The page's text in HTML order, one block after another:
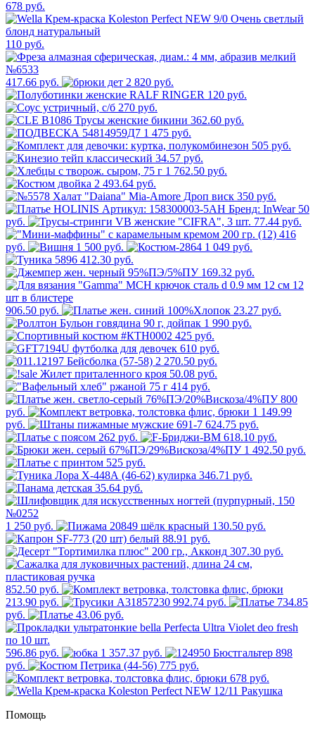
678 руб.
110 руб.
417.66 руб.
2 820 руб.
120 руб.
270 руб.
362.60 руб.
1 475 руб.
505 руб.
34.57 руб.
1 762.50 руб.
2 493.64 руб.
350 руб.
50
руб.
77.44 руб.
416
руб.
1 500 руб.
1 049 руб.
412.30 руб.
169.32 руб.
906.50 руб.
23.27 руб.
1 990 руб.
425 руб.
610 руб.
2 270.50 руб.
50.08 руб.
414 руб.
800
руб.
1 149.99
руб.
624.75 руб.
262 руб.
618.10 руб.
1 492.50 руб.
525 руб.
346.71 руб.
35.64 руб.
1 250 руб.
130.50 руб.
88.91 руб.
307.30 руб.
852.50 руб.
213.90 руб.
992.74 руб.
734.85
руб.
43.06 руб.
596.86 руб. 1 357.37 руб.
898
руб.
775 руб.
678 руб.
Помощь